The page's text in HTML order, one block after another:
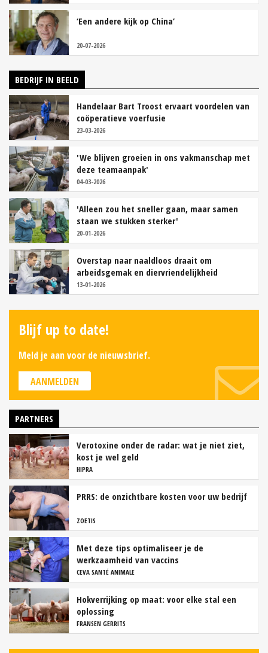
‘Een andere kijk op China’
20-07-2026
BEDRIJF IN BEELD
Handelaar Bart Troost ervaart voordelen van
coöperatieve voerfusie
23-03-2026
'We blijven groeien in ons vakmanschap met
deze teamaanpak'
04-03-2026
'Alleen zou het sneller gaan, maar samen
staan we stukken sterker'
20-01-2026
Overstap naar naaldloos draait om
arbeidsgemak en diervriendelijkheid
13-01-2026
Blijf up to date!
Meld je aan voor de nieuwsbrief.
AANMELDEN
PARTNERS
Verotoxine onder de radar: wat je niet ziet,
kost je wel geld
HIPRA
PRRS: de onzichtbare kosten voor uw bedrijf
ZOETIS
Met deze tips optimaliseer je de
werkzaamheid van vaccins
CEVA SANTÉ ANIMALE
Hokverrijking op maat: voor elke stal een
oplossing
FRANSEN GERRITS